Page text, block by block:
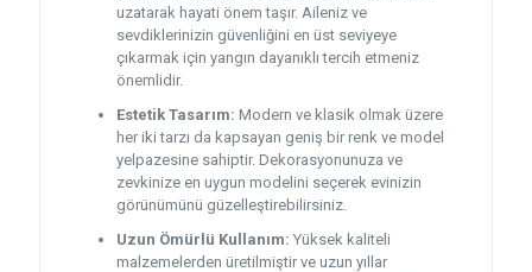
uzatarak hayati önem taşır. Aileniz ve
sevdiklerinizin güvenliğini en üst seviyeye
çıkarmak için yangın dayanıklı tercih etmeniz
önemlidir.
Estetik Tasarım: Modern ve klasik olmak üzere
her iki tarzı da kapsayan geniş bir renk ve model
yelpazesine sahiptir. Dekorasyonunuza ve
zevkinize en uygun modelini seçerek evinizin
görünümünü güzelleştirebilirsiniz.
Uzun Ömürlü Kullanım: Yüksek kaliteli
malzemelerden üretilmiştir ve uzun yıllar